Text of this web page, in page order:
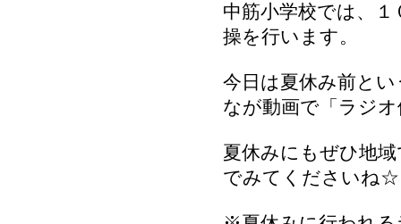
中筋小学校では、
操を行います。
今日は夏休み前と
なが動画で「ラジ
夏休みにもぜひ地
でみてくださいね☆